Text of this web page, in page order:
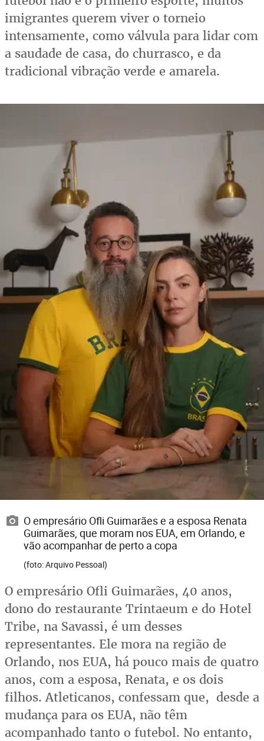
imigrantes querem viver o torneio
intensamente, como válvula para lidar com
a saudade de casa, do churrasco, e da
tradicional vibração verde e amarela.
O empresário Ofli Guimarães e a esposa Renata
Guimarães, que moram nos EUA, em Orlando, e
vão acompanhar de perto a copa
(foto: Arquivo Pessoal)
O empresário Ofli Guimarães, 40 anos,
dono do restaurante Trintaeum e do Hotel
Tribe, na Savassi, é um desses
representantes. Ele mora na região de
Orlando, nos EUA, há pouco mais de quatro
anos, com a esposa, Renata, e os dois
filhos. Atleticanos, confessam que, desde a
mudança para os EUA, não têm
acompanhado tanto o futebol. No entanto,